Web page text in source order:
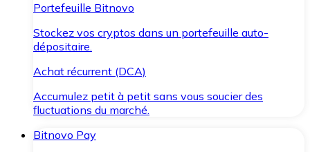
Portefeuille Bitnovo
Stockez vos cryptos dans un portefeuille auto-
dépositaire.
Achat récurrent (DCA)
Accumulez petit à petit sans vous soucier des
fluctuations du marché.
Bitnovo Pay